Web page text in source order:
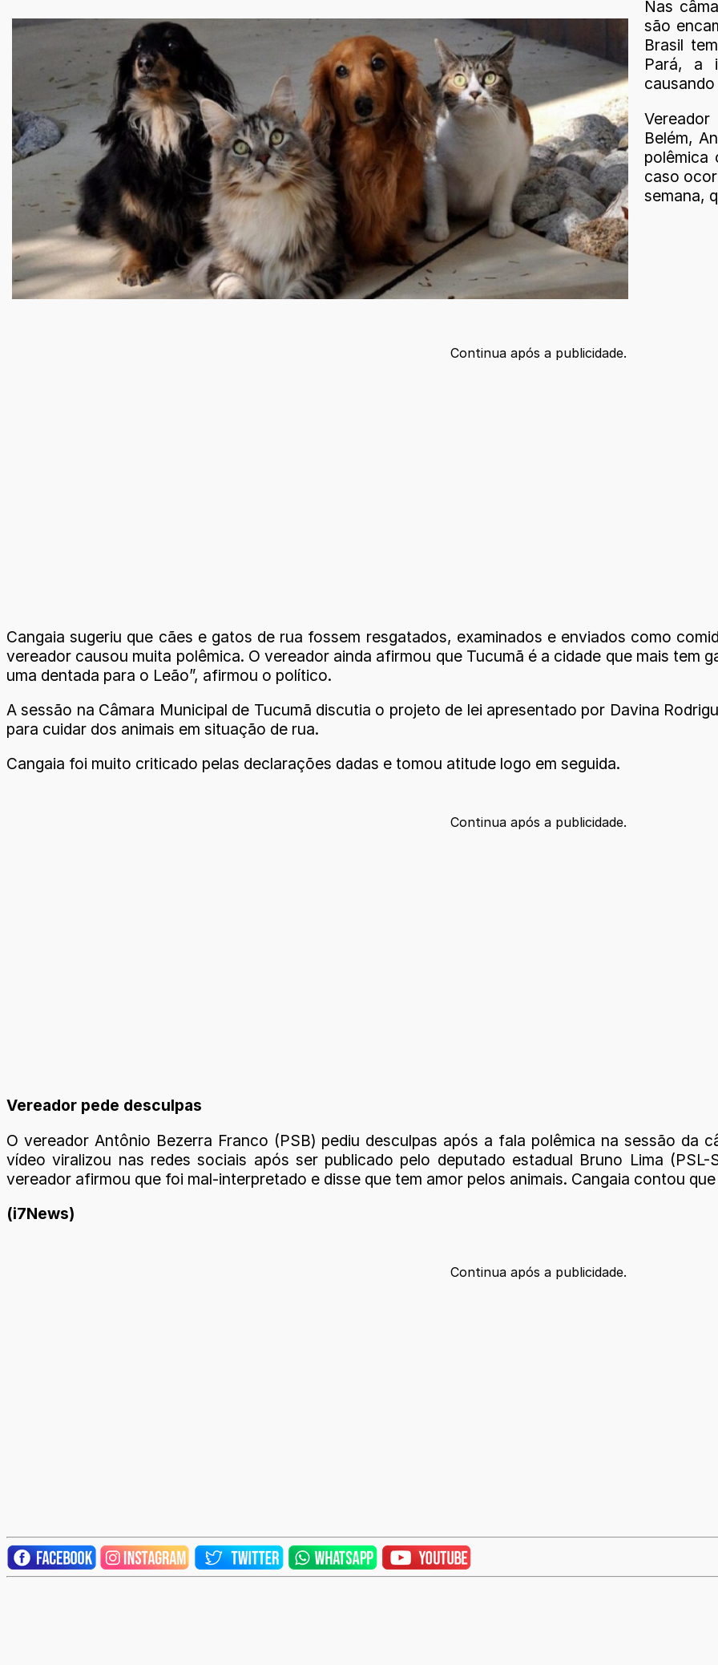
Nas
são
Brasil
Pará, a
Belém,
polêmica
caso
semana,
Continua após a publicidade.
Cangaia sugeriu que cães e gatos de rua fossem resgatados, examinados e enviados como
vereador causou muita polêmica. O vereador ainda afirmou que Tucumã é a cidade que mais tem
uma dentada para o Leão”, afirmou o político.
A sessão na Câmara Municipal de Tucumã discutia o projeto de lei apresentado por Davina
para cuidar dos animais em situação de rua.
Cangaia foi muito criticado pelas declarações dadas e tomou atitude logo em seguida.
Continua após a publicidade.
Vereador pede desculpas
O vereador Antônio Bezerra Franco (PSB) pediu desculpas após a fala polêmica na sessão da
vídeo viralizou nas redes sociais após ser publicado pelo deputado estadual Bruno Lima
vereador afirmou que foi mal-interpretado e disse que tem amor pelos animais. Cangaia contou
(i7News)
Continua após a publicidade.